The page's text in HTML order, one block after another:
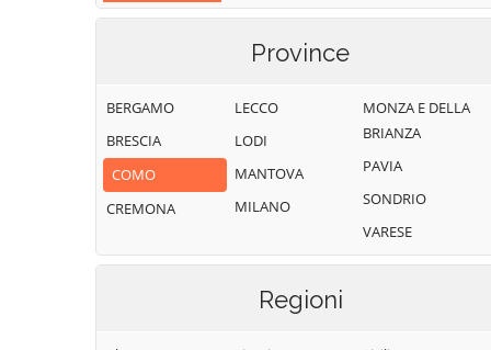
Arosio
Bellagio
Bene Lario
Beregazzo con
Figliaro
Bizzarone
Erba
Eupilio
Faloppio
Fenegrò
Figino Serenza
Fino Mornasco
Grandate
Pianello del Lario
Pognana Lario
Ponna
Ponte Lambro
Porlezza
Proserpio
Province
BERGAMO
BRESCIA
COMO
CREMONA
LECCO
LODI
MANTOVA
MILANO
MONZA E DELLA
BRIANZA
PAVIA
SONDRIO
VARESE
Regioni